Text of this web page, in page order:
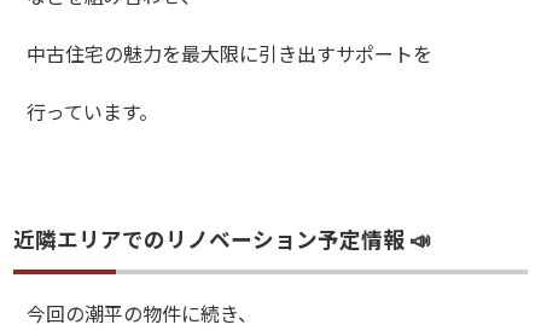
中古住宅の魅力を最大限に引き出すサポートを
行っています。
近隣エリアでのリノベーション予定情報 📣
今回の潮平の物件に続き、